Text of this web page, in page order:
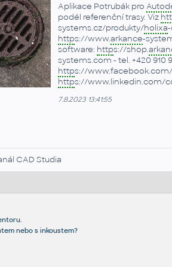
Aplikace Potrubák pro
podél referenční trasy. Viz
systems.cz/produkty/holixa
https://www.arkance-
software: https://shop.
systems.com - tel. +420 910
https://
https://www.linkedin.com/
7.8.2023 13:41:55
CAD Studia
nebo s inkoustem?